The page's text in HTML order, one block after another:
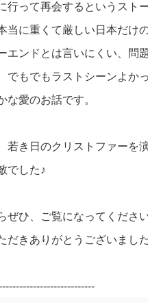
行って再会するというスト
当に重くて厳しい日本だけ
エンドとは言いにくい、問
でもでもラストシーンよか
な愛のお話です。
若き日のクリストファーを
でした♪
ぜひ、ご覧になってくださ
だきありがとうございました